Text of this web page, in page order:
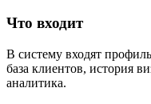
Что входит
В систему входят
база клиентов, история
аналитика.